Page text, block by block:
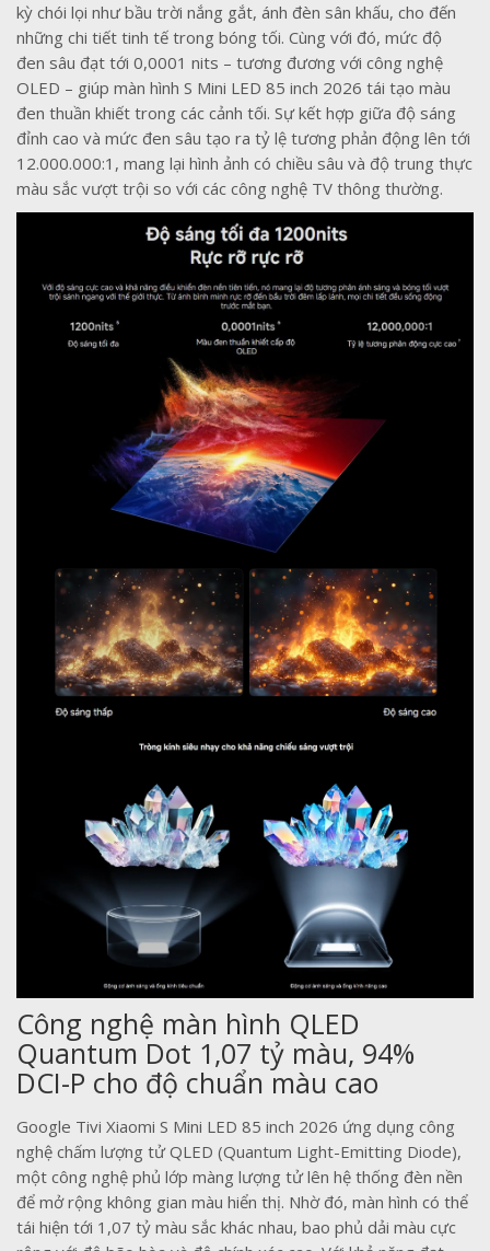
kỳ chói lọi như bầu trời nắng gắt, ánh đèn sân khấu, cho đến
những chi tiết tinh tế trong bóng tối. Cùng với đó, mức độ
đen sâu đạt tới 0,0001 nits – tương đương với công nghệ
OLED – giúp màn hình S Mini LED 85 inch 2026 tái tạo màu
đen thuần khiết trong các cảnh tối. Sự kết hợp giữa độ sáng
đỉnh cao và mức đen sâu tạo ra tỷ lệ tương phản động lên tới
12.000.000:1, mang lại hình ảnh có chiều sâu và độ trung thực
màu sắc vượt trội so với các công nghệ TV thông thường.
Công nghệ màn hình QLED
Quantum Dot 1,07 tỷ màu, 94%
DCI-P cho độ chuẩn màu cao
Google Tivi Xiaomi S Mini LED 85 inch 2026 ứng dụng công
nghệ chấm lượng tử QLED (Quantum Light-Emitting Diode),
một công nghệ phủ lớp màng lượng tử lên hệ thống đèn nền
để mở rộng không gian màu hiển thị. Nhờ đó, màn hình có thể
tái hiện tới 1,07 tỷ màu sắc khác nhau, bao phủ dải màu cực